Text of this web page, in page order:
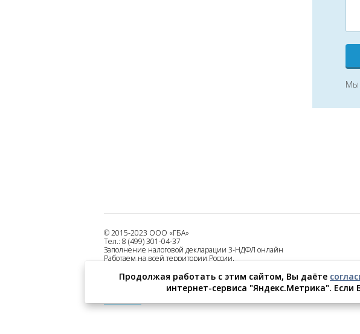
Мы
© 2015-2023 ООО «ГБА»
Тел.: 8 (499) 301-04-37
Заполнение налоговой декларации 3-НДФЛ онлайн
Работаем на всей территории России.
Оферта на использование сервиса
Политика конфиденциальности
Продолжая работать с этим сайтом, Вы даёте
интернет-сервиса "Яндекс.Метрика".